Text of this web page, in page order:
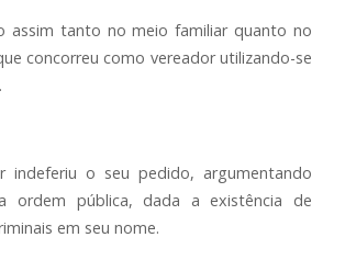
assim tanto no meio familiar quanto no
concorreu como vereador utilizando-se
indeferiu o seu pedido, argumentando
ordem pública, dada a existência de
em seu nome.